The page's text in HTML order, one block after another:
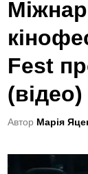
s
e
d
i
n
Fest
(відео)
Автор Марія